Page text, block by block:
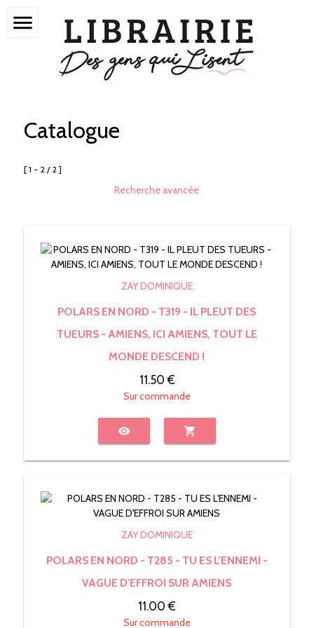
menu
Catalogue
[ 1 - 2 / 2 ]
Recherche avancée
ZAY DOMINIQUE
POLARS EN NORD - T319 - IL PLEUT DES
TUEURS - AMIENS, ICI AMIENS, TOUT LE
MONDE DESCEND !
11.50 €
Sur commande
visibility shopping_cart
ZAY DOMINIQUE
POLARS EN NORD - T285 - TU ES L'ENNEMI -
VAGUE D'EFFROI SUR AMIENS
11.00 €
Sur commande